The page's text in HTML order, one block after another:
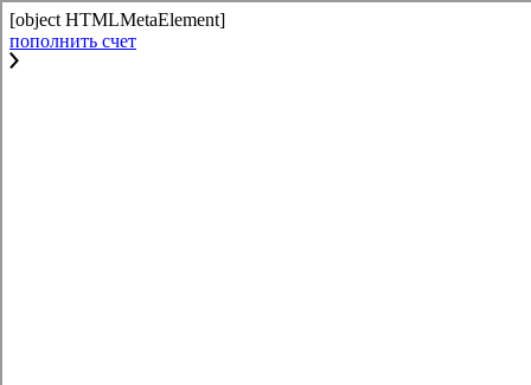
[object HTMLMetaElement]
пополнить счет